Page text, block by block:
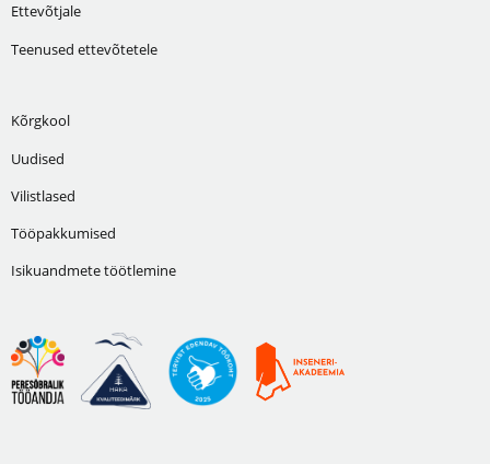
Ettevõtjale
Teenused ettevõtetele
Kõrgkool
Uudised
Vilistlased
Tööpakkumised
Isikuandmete töötlemine